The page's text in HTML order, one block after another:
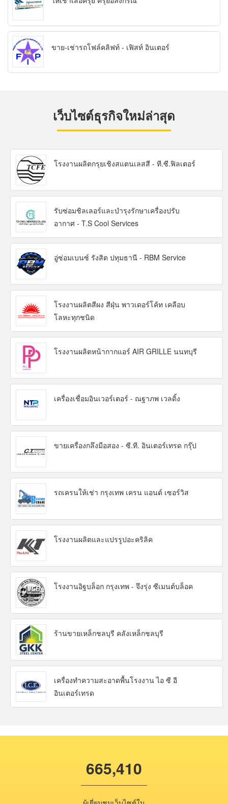
ขาย-เช่ารถโฟล์คลิฟท์ - เฟิสท์ อินเตอร์
เว็บไซต์ธุรกิจใหม่ล่าสุด
โรงงานผลิตกรุยเชิงสแตนเลสสี - ที.ซี.ฟิลเตอร์
รับซ่อมชิลเลอร์และบำรุงรักษาเครื่องปรับ
อากาศ - T.S Cool Services
อู่ซ่อมเบนซ์ รังสิต ปทุมธานี - RBM Service
โรงงานผลิตสีผง สีฝุ่น พาวเดอร์โค้ท เคลือบ
โลหะทุกชนิด
โรงงานผลิตหน้ากากแอร์ AIR GRILLE นนทบุรี
เครื่องเชื่อมอินเวอร์เตอร์ - ณฐาภพ เวลดิ้ง
ขายเครื่องกลึงมือสอง - ซี.ที. อินเตอร์เทรด กรุ๊ป
รถเครนให้เช่า กรุงเทพ เครน แอนด์ เซอร์วิส
โรงงานผลิตและแปรรูปอะคริลิค
โรงงานอิฐบล็อก กรุงเทพ - จึงรุ่ง ซีเมนต์บล็อค
ร้านขายเหล็กชลบุรี คลังเหล็กชลบุรี
เครื่องทำความสะอาดพื้นโรงงาน ไอ ซี อี
อินเตอร์เทรด
665,410